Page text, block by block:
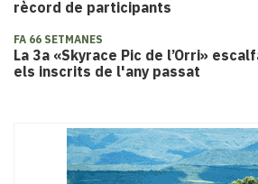
rècord de participants
FA 66 SETMANES
La 3a «Skyrace Pic de l’Orri»
els inscrits de l'any passat